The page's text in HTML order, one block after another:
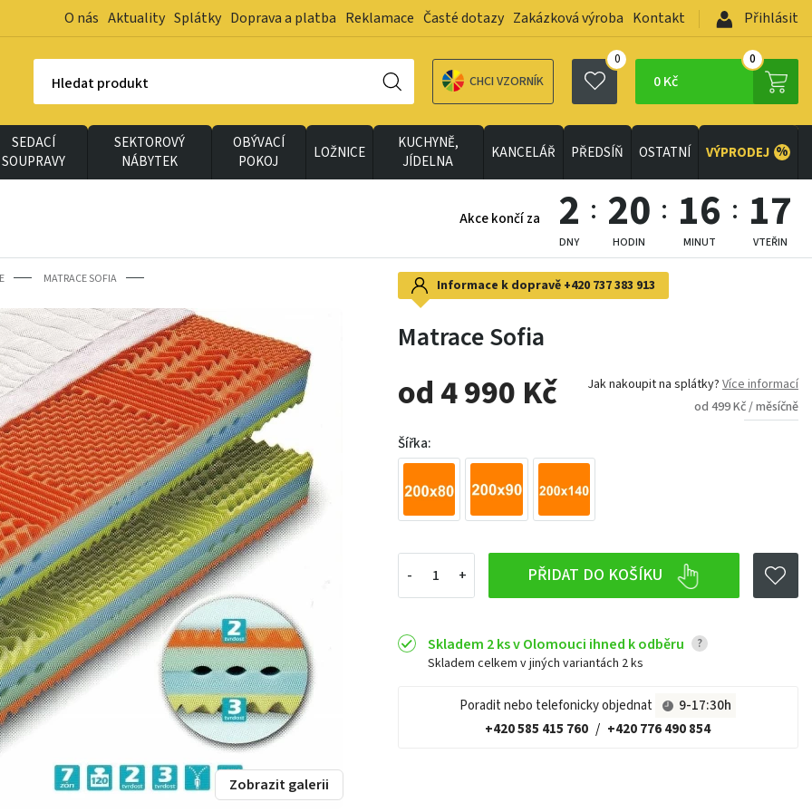
O nás Aktuality Splátky Doprava a platba Reklamace Časté dotazy Zakázková výroba Kontakt Přihlásit
Hledat produkt CHCI VZORNÍK
0
0 Kč
0
SEDACÍ
SOUPRAVY
SEKTOROVÝ
NÁBYTEK
OBÝVACÍ
POKOJ
LOŽNICE
KUCHYNĚ,
JÍDELNA
KANCELÁŘ PŘEDSÍŇ OSTATNÍ VÝPRODEJ %
Akce končí za 2
DNY
20
HODIN
16
MINUT
15
VTEŘIN
MATRACE SOFIA Informace k dopravě +420 737 383 913
Matrace Sofia
od 4 990 Kč Jak nakoupit na splátky? Více informací
od 499 Kč / měsíčně
Šířka:
PŘIDAT DO KOŠÍKU
Skladem 2 ks v Olomouci ihned k odběru ?
Skladem celkem v jiných variantách 2 ks
Poradit nebo telefonicky objednat
9-17:30h
+420 585 415 760 / +420 776 490 854
Zobrazit galerii